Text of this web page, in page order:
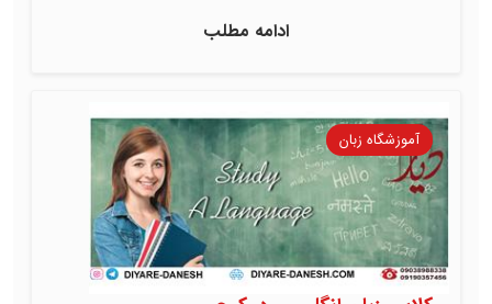
ادامه مطلب
آموزشگاه زبان